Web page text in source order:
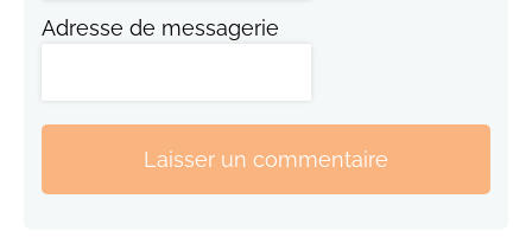
Adresse de messagerie
Laisser un commentaire